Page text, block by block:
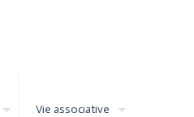
Vie associative